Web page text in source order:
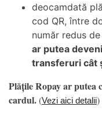
deocamdată
cod QR, între
număr redus
ar putea
transferuri cât
Plățile Ropay ar putea
cardul.(Vezi aici detalii)